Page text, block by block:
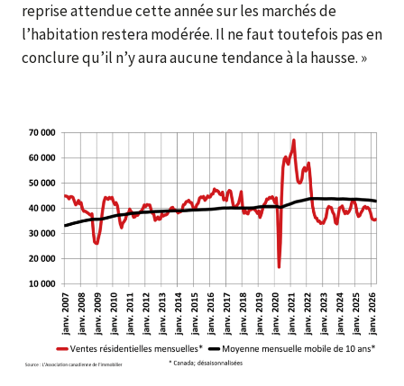
reprise attendue cette année sur les marchés de
l’habitation restera modérée. Il ne faut toutefois pas en
conclure qu’il n’y aura aucune tendance à la hausse. »